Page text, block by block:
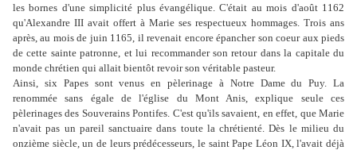
les bornes d'une simplicité plus évangélique. C'était au mois d'août 1162
qu'Alexandre III avait offert à Marie ses respectueux hommages. Trois ans
après, au mois de juin 1165, il revenait encore épancher son coeur aux pieds
de cette sainte patronne, et lui recommander son retour dans la capitale du
monde chrétien qui allait bientôt revoir son véritable pasteur.
Ainsi, six Papes sont venus en pèlerinage à Notre Dame du Puy. La
renommée sans égale de l'église du Mont Anis, explique seule ces
pèlerinages des Souverains Pontifes. C'est qu'ils savaient, en effet, que Marie
n'avait pas un pareil sanctuaire dans toute la chrétienté. Dès le milieu du
onzième siècle, un de leurs prédécesseurs, le saint Pape Léon IX, l'avait déjà